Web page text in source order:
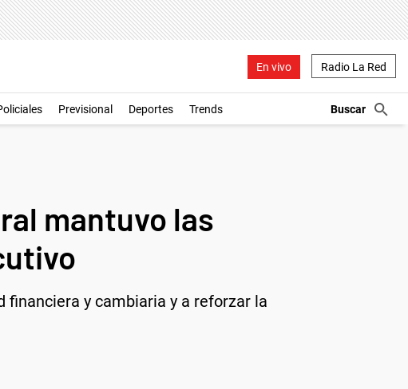
En vivo Radio La Red
Previsional Deportes Trends
mantuvo las
financiera y cambiaria y a reforzar la